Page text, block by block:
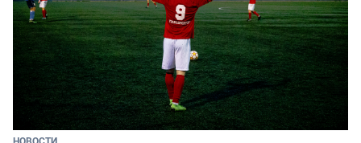
НОВОСТИ